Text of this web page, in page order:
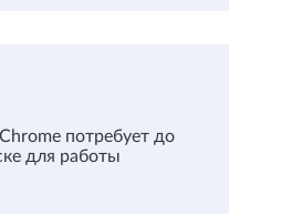
потребует до
для работы